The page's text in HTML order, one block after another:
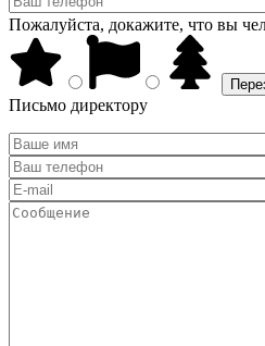
Пожалуйста, докажите, что вы
Письмо директору